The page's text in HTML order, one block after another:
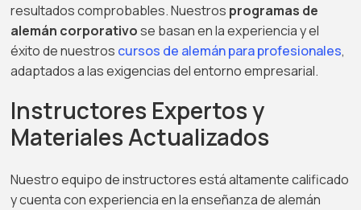
resultados comprobables. Nuestros programas de
alemán corporativose basan en la experiencia y el
éxito de nuestros cursos de alemán para profesionales,
adaptados a las exigencias del entorno empresarial.
Instructores Expertos y
Materiales Actualizados
Nuestro equipo de instructores está altamente calificado
y cuenta con experiencia en la enseñanza de alemán